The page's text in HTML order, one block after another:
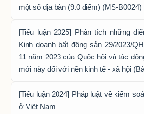
một số địa bàn (9.0 điểm) (MS-B0024)
[Tiểu luận 2025] Phân tích những
Kinh doanh bất động sản 29/2023/
11 năm 2023 của Quốc hội và tác
mới này đối với nền kinh tế - xã hội
[Tiểu luận 2024] Pháp luật về kiểm
ở Việt Nam